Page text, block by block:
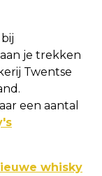
je trekken
Twentse
een aantal
whisky